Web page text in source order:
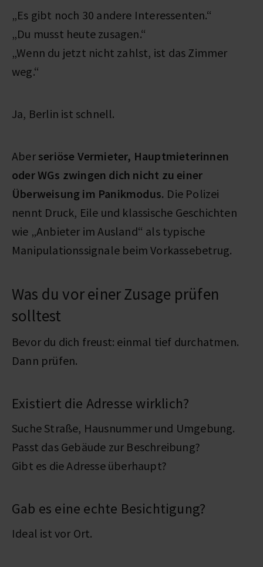
„Es gibt noch 30 andere Interessenten.“
„Du musst heute zusagen.“
„Wenn du jetzt nicht zahlst, ist das Zimmer
weg.“
Ja, Berlin ist schnell.
Aber seriöse Vermieter, Hauptmieterinnen
oder WGs zwingen dich nicht zu einer
Überweisung im Panikmodus. Die Polizei
nennt Druck, Eile und klassische Geschichten
wie „Anbieter im Ausland“ als typische
Manipulationssignale beim Vorkassebetrug.
Was du vor einer Zusage prüfen
solltest
Bevor du dich freust: einmal tief durchatmen.
Dann prüfen.
Existiert die Adresse wirklich?
Suche Straße, Hausnummer und Umgebung.
Passt das Gebäude zur Beschreibung?
Gibt es die Adresse überhaupt?
Gab es eine echte Besichtigung?
Ideal ist vor Ort.